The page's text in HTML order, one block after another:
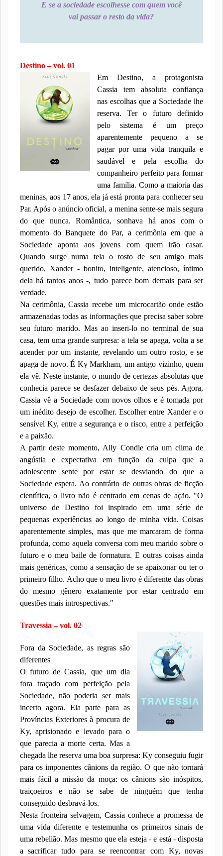
E se a sociedade escolhesse com quem você
vai passar o resto da vida?
Destino – vol. 01
Em Destino, a protagonista
Cassia tem absoluta confiança
nas escolhas que a Sociedade lhe
reserva. Ter o futuro definido
pelo sistema é um preço
aparentemente pequeno a se
pagar por uma vida tranquila e
saudável e pela escolha do
companheiro perfeito para formar
uma família. Como a maioria das
meninas, aos 17 anos, ela já está pronta para conhecer seu
Par. Após o anúncio oficial, a menina sente-se mais segura
do que nunca. Romântica, sonhava há anos com o
momento do Banquete do Par, a cerimônia em que a
Sociedade aponta aos jovens com quem irão casar.
Quando surge numa tela o rosto de seu amigo mais
querido, Xander - bonito, inteligente, atencioso, íntimo
dela há tantos anos -, tudo parece bom demais para ser
verdade.
Na cerimônia, Cassia recebe um microcartão onde estão
armazenadas todas as informações que precisa saber sobre
seu futuro marido. Mas ao inseri-lo no terminal de sua
casa, tem uma grande surpresa: a tela se apaga, volta a se
acender por um instante, revelando um outro rosto, e se
apaga de novo. É Ky Markham, um antigo vizinho, quem
ela vê. Neste instante, o mundo de certezas absolutas que
conhecia parece se desfazer debaixo de seus pés. Agora,
Cassia vê a Sociedade com novos olhos e é tomada por
um inédito desejo de escolher. Escolher entre Xander e o
sensível Ky, entre a segurança e o risco, entre a perfeição
e a paixão.
A partir deste momento, Ally Condie cria um clima de
angústia e expectativa em função da culpa que a
adolescente sente por estar se desviando do que a
Sociedade espera. Ao contrário de outras obras de ficção
científica, o livro não é centrado em cenas de ação. "O
universo de Destino foi inspirado em uma série de
pequenas experiências ao longo de minha vida. Coisas
aparentemente simples, mas que me marcaram de forma
profunda, como aquela conversa com meu marido sobre o
futuro e o meu baile de formatura. E outras coisas ainda
mais genéricas, como a sensação de se apaixonar ou ter o
primeiro filho. Acho que o meu livro é diferente das obras
do mesmo gênero exatamente por estar centrado em
questões mais introspectivas."
Travessia – vol. 02
Fora da Sociedade, as regras são
diferentes
O futuro de Cassia, que um dia
fora traçado com perfeição pela
Sociedade, não poderia ser mais
incerto agora. Ela parte para as
Províncias Exteriores à procura de
Ky, aprisionado e levado para o
que parecia a morte certa. Mas a
chegada lhe reserva uma boa surpresa: Ky conseguiu fugir
para os imponentes cânions da região. O que não tornará
mais fácil a missão da moça: os cânions são inóspitos,
traiçoeiros e não se sabe de ninguém que tenha
conseguido desbravá-los.
Nesta fronteira selvagem, Cassia conhece a promessa de
uma vida diferente e testemunha os primeiros sinais de
uma rebelião. Mas mesmo que ela esteja - e está - disposta
a sacrificar tudo para se reencontrar com Ky, novas